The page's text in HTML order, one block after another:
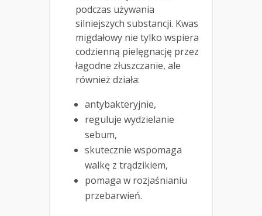
podczas używania
silniejszych substancji. Kwas
migdałowy nie tylko wspiera
codzienną pielęgnację przez
łagodne złuszczanie, ale
również działa:
antybakteryjnie,
reguluje wydzielanie
sebum,
skutecznie wspomaga
walkę z trądzikiem,
pomaga w rozjaśnianiu
przebarwień.